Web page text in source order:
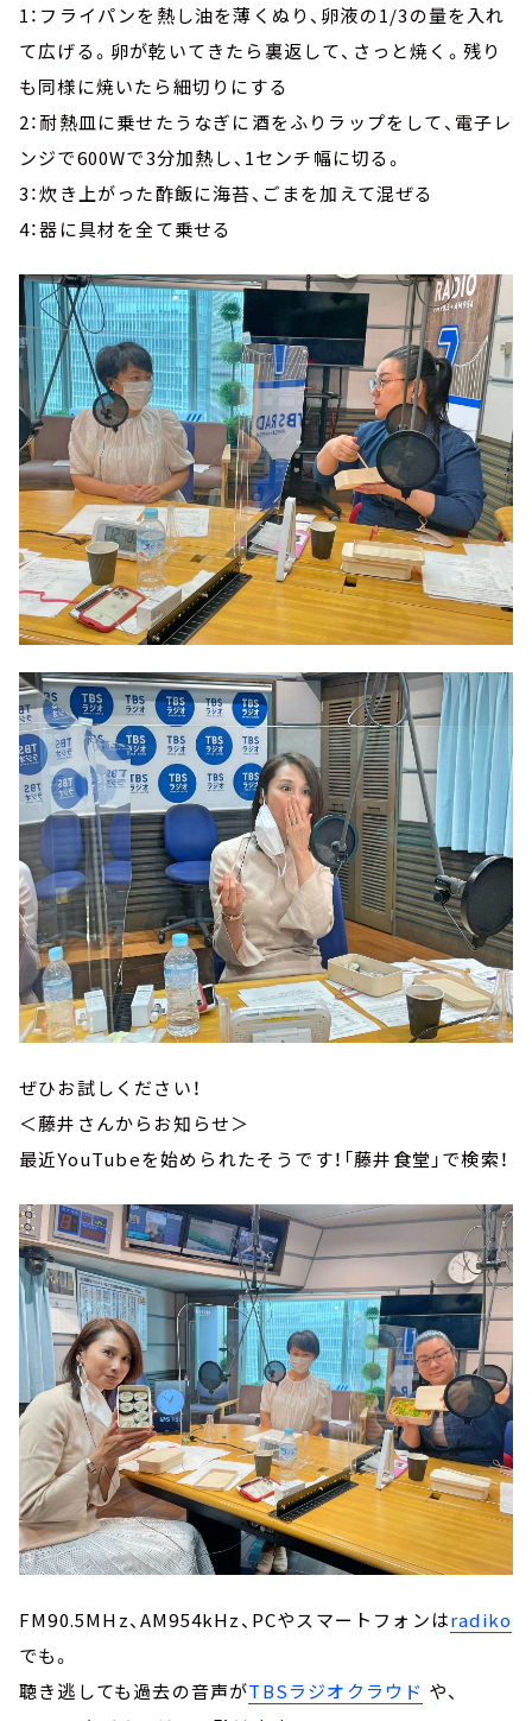
1：フライパンを熱し油を薄くぬり、卵液の1/3の量を入れ
て広げる。卵が乾いてきたら裏返して、さっと焼く。残り
も同様に焼いたら細切りにする
2：耐熱皿に乗せたうなぎに酒をふりラップをして、電子レ
ンジで600Wで3分加熱し、1センチ幅に切る。
3：炊き上がった酢飯に海苔、ごまを加えて混ぜる
4：器に具材を全て乗せる
ぜひお試しください！
＜藤井さんからお知らせ＞
最近YouTubeを始められたそうです！「藤井食堂」で検索！
FM90.5MHz、AM954kHz、PCやスマートフォンはradiko
でも。
聴き逃しても過去の音声がTBSラジオクラウド や、